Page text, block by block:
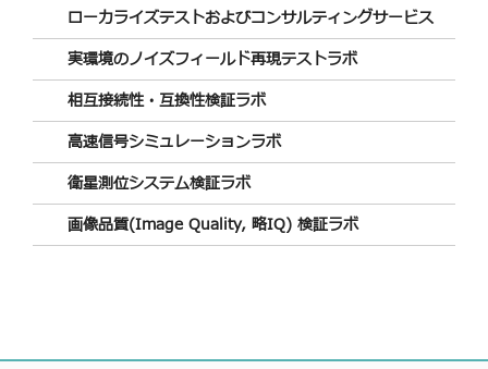
ローカライズテストおよびコンサルティングサービス
実環境のノイズフィールド再現テストラボ
相互接続性・互換性検証ラボ
高速信号シミュレーションラボ
衛星測位システム検証ラボ
画像品質(Image Quality, 略IQ) 検証ラボ